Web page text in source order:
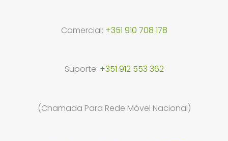
Comercial: +351 910 708 178
Suporte: +351 912 553 362
(Chamada Para Rede Móvel Nacional)